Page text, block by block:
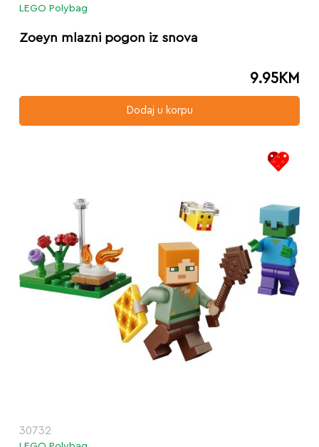
LEGO Polybag
Zoeyn mlazni pogon iz snova
9.95KM
Dodaj u korpu
30732